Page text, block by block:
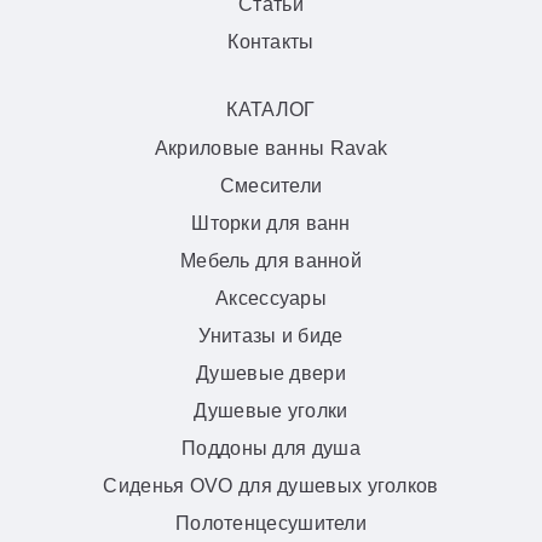
Статьи
Контакты
КАТАЛОГ
Акриловые ванны Ravak
Смесители
Шторки для ванн
Мебель для ванной
Аксессуары
Унитазы и биде
Душевые двери
Душевые уголки
Поддоны для душа
Сиденья OVO для душевых уголков
Полотенцесушители